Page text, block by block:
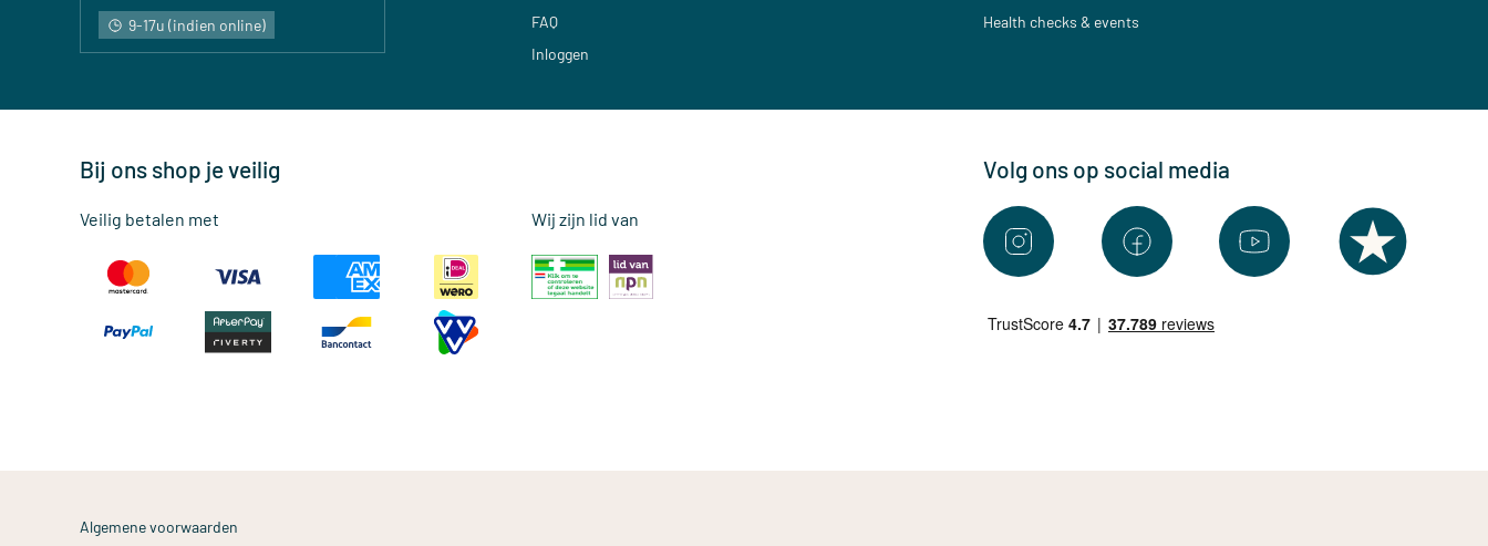
9-17u (indien online)
FAQ
Inloggen
Health checks & events
Bij ons shop je veilig
Veilig betalen met Wij zijn lid van
Volg ons op social media
Algemene voorwaarden